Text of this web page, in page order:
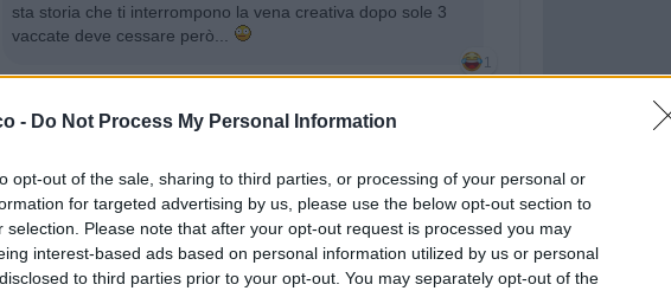
- Do Not Process My Personal Information
opt-out of the sale, sharing to third parties, or processing of your personal or
for targeted advertising by us, please use the below opt-out section to
selection. Please note that after your opt-out request is processed you may
interest-based ads based on personal information utilized by us or personal
to third parties prior to your opt-out. You may separately opt-out of the
sta storia che ti interrompono la vena creativa dopo sole 3
vaccate deve cessare però...
1
GinoPaolini : senza fare polemica ma segnalo che manca il
che qualche francese si offendesse...
18 Ottobre 2025 alle ore 20:18·Ti stimo·Rispondi
Spanki :GinoPaolini Le prepari, le archivi e le lanci a tempo